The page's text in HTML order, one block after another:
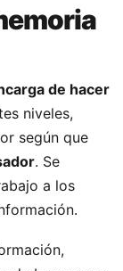
de hacer
niveles,
según que
. Se
a los